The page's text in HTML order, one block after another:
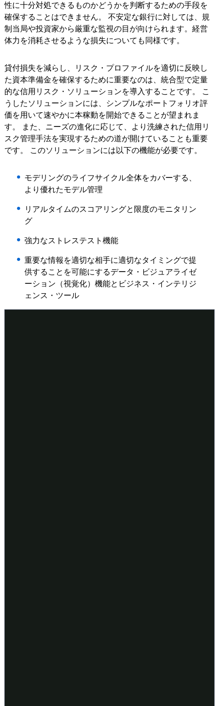
性に十分対処できるものかどうかを判断するための手段を
確保することはできません。 不安定な銀行に対しては、規
制当局や投資家から厳重な監視の目が向けられます。経営
体力を消耗させるような損失についても同様です。
貸付損失を減らし、リスク・プロファイルを適切に反映し
た資本準備金を確保するために重要なのは、統合型で定量
的な信用リスク・ソリューションを導入することです。 こ
うしたソリューションには、シンプルなポートフォリオ評
価を用いて速やかに本稼動を開始できることが望まれま
す。 また、ニーズの進化に応じて、より洗練された信用リ
スク管理手法を実現するための道が開けていることも重要
です。 このソリューションには以下の機能が必要です。
モデリングのライフサイクル全体をカバーする、
より優れたモデル管理
リアルタイムのスコアリングと限度のモニタリン
グ
強力なストレステスト機能
重要な情報を適切な相手に適切なタイミングで提
供することを可能にするデータ・ビジュアライゼ
ーション（視覚化）機能とビジネス・インテリジ
ェンス・ツール